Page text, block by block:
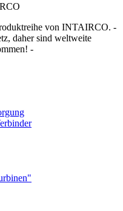
von INTAIRCO. -
daher sind weltweite
-